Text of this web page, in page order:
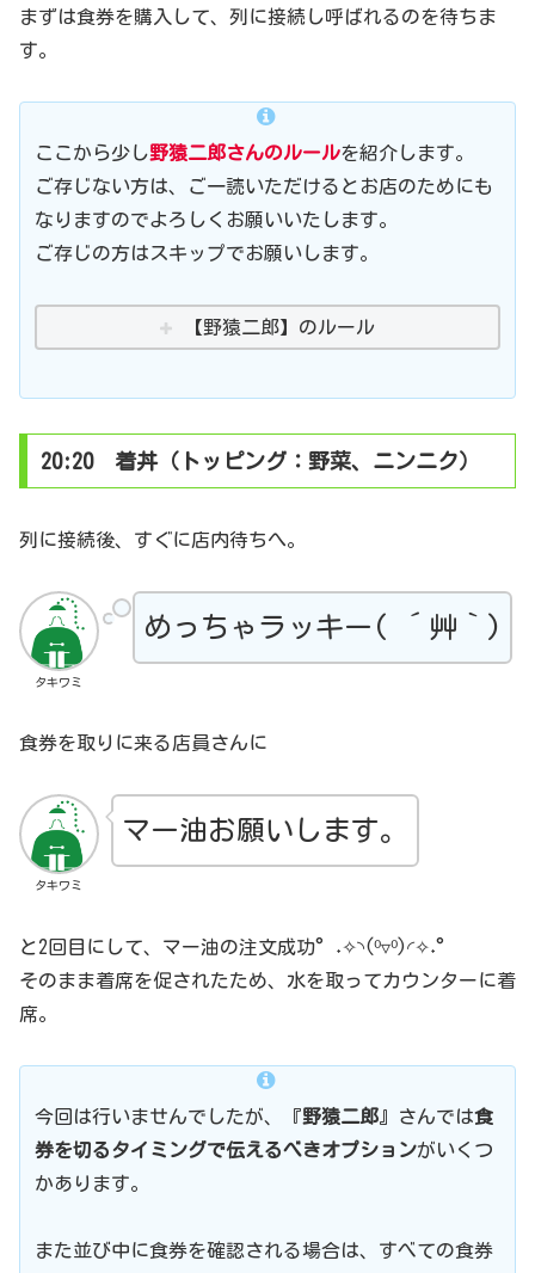
まずは食券を購入して、列に接続し呼ばれるのを待ちま
す。
ここから少し野猿二郎さんのルールを紹介します。
ご存じない方は、ご一読いただけるとお店のためにも
なりますのでよろしくお願いいたします。
ご存じの方はスキップでお願いします。
【野猿二郎】のルール
20:20 着丼（トッピング：野菜、ニンニク）
列に接続後、すぐに店内待ちへ。
タキワミ
めっちゃラッキー( ´艸｀)
食券を取りに来る店員さんに
タキワミ
マー油お願いします。
と2回目にして、マー油の注文成功°˖✧◝(⁰▿⁰)◜✧˖°
そのまま着席を促されたため、水を取ってカウンターに着
席。
今回は行いませんでしたが、『野猿二郎 』さんでは食
券を切るタイミングで伝えるべきオプションがいくつ
かあります。
また並び中に食券を確認される場合は、すべての食券